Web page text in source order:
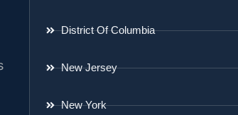
District Of Columbia
New Jersey
New York